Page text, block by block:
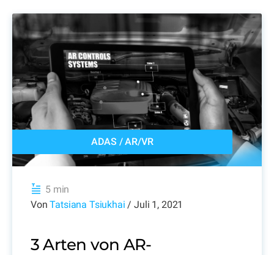
ADAS /AR/VR
5 min
VonTatsiana Tsiukhai / Juli 1, 2021
3 Arten von AR-